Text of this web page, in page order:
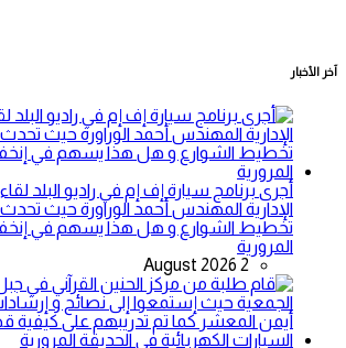
آخر الأخبار
أجرى برنامج سيارة إف إم في راديو البلد
الإدارية المهندس أحمد الوراورة حيث
تخطيط الشوارع و هل هذا يسهم في
المرورية
2 August 2026